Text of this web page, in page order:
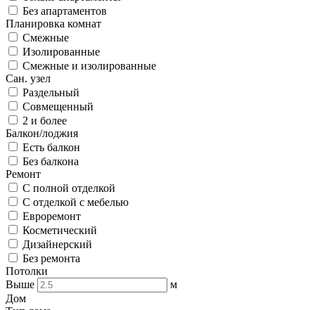
Без апартаментов
Планировка комнат
Смежные
Изолированные
Смежные и изолированные
Сан. узел
Раздельный
Совмещенный
2 и более
Балкон/лоджия
Есть балкон
Без балкона
Ремонт
С полной отделкой
С отделкой с мебелью
Евроремонт
Косметический
Дизайнерский
Без ремонта
Потолки
Выше
м
Дом